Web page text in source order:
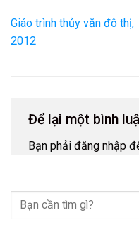
Giáo trình thủy văn đô thị,
2012
Để lại một bình
Bạn phải đăng nhập